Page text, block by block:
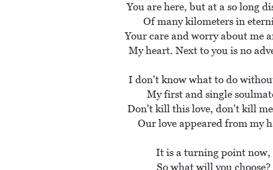
You are here, but at a so long
Your care and worry about me
My heart. Next to you is no
I don't know what to do
My first and single
Don't kill this love, don't kill
Our love appeared from my
It is a turning point now,
So what will you choose?